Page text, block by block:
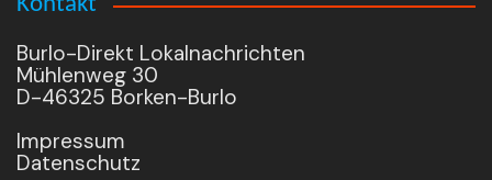
Burlo-Direkt Lokalnachrichten
Mühlenweg 30
D-46325 Borken-Burlo
Impressum
Datenschutz